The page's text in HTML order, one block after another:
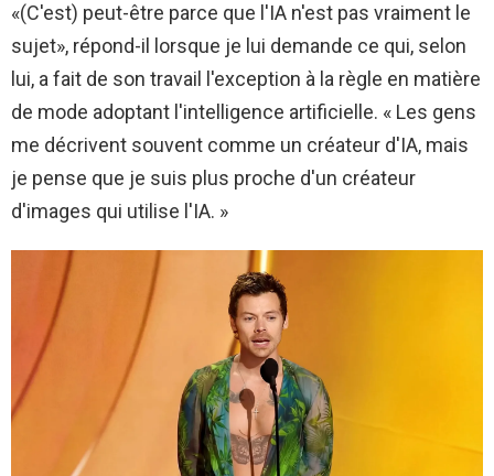
«(C'est) peut-être parce que l'IA n'est pas vraiment le
sujet», répond-il lorsque je lui demande ce qui, selon
lui, a fait de son travail l'exception à la règle en matière
de mode adoptant l'intelligence artificielle. « Les gens
me décrivent souvent comme un créateur d'IA, mais
je pense que je suis plus proche d'un créateur
d'images qui utilise l'IA. »